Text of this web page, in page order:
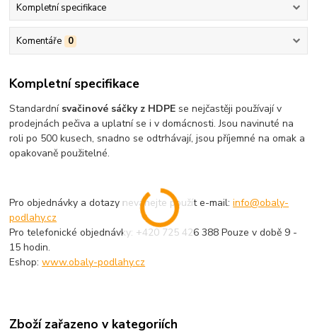
Kompletní specifikace
Komentáře 0
Kompletní specifikace
Standardnísvačinové sáčky z HDPE se nejčastěji používají v
prodejnách pečiva a uplatní se i v domácnosti. Jsou navinuté na
roli po 500 kusech, snadno se odtrhávají, jsou příjemné na omak a
opakovaně použitelné.
Pro objednávky a dotazy neváhejte použít e-mail:info@obaly-
podlahy.cz
Pro telefonické objednávky: +420 725 426 388 Pouze v době 9 -
15 hodin.
Eshop:www.obaly-podlahy.cz
Zboží zařazeno v kategoriích